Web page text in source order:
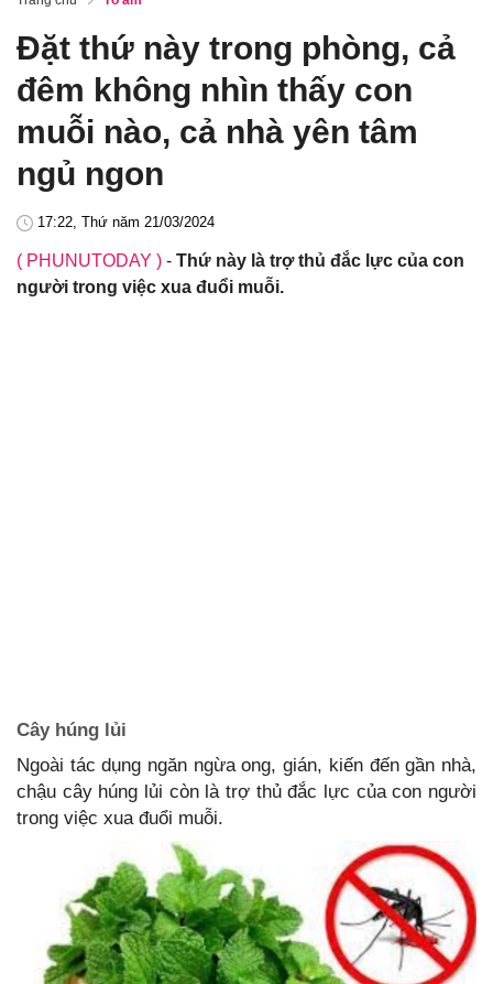
Đặt thứ này trong phòng, cả
đêm không nhìn thấy con
muỗi nào, cả nhà yên tâm
ngủ ngon
17:22, Thứ năm 21/03/2024
( PHUNUTODAY ) - Thứ này là trợ thủ đắc lực của con
người trong việc xua đuổi muỗi.
Cây húng lủi
Ngoài tác dụng ngăn ngừa ong, gián, kiến đến gần nhà,
chậu cây húng lủi còn là trợ thủ đắc lực của con người
trong việc xua đuổi muỗi.